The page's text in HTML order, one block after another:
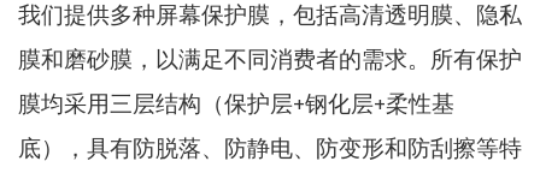
我们提供多种屏幕保护膜，包括高清透明膜、隐私
膜和磨砂膜，以满足不同消费者的需求。所有保护
膜均采用三层结构（保护层+钢化层+柔性基
底），具有防脱落、防静电、防变形和防刮擦等特